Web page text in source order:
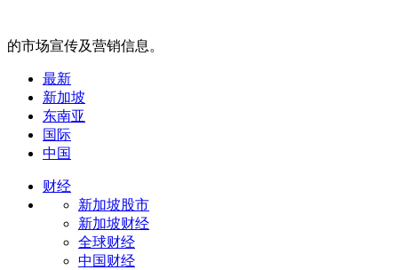
的市场宣传及营销信息。
最新
新加坡
东南亚
国际
中国
财经
新加坡股市
新加坡财经
全球财经
中国财经